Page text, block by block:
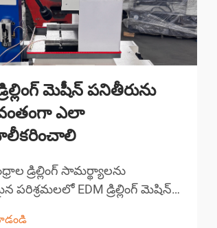
మెషీన్ పనితీరును
ఎలా
డ్రిల్లింగ్ సామర్థ్యాలను
పరిశ్రమలలో EDM డ్రిల్లింగ్ మెషిన్